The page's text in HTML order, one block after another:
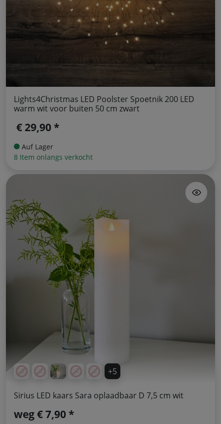
Lights4Christmas LED Poolster Spoetnik 200 LED
warm wit voor buiten 50 cm zwart
€ 29,90 *
Auf Lager
8 Item onlangs verkocht
+5
Sirius LED kaars Sara oplaadbaar D 7,5 cm wit
weg€ 7,90 *